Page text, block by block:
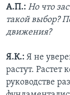
А.П.: Но что
такой выбор?
движения?
Я.К.: Я не
растут. Растет
руководстве